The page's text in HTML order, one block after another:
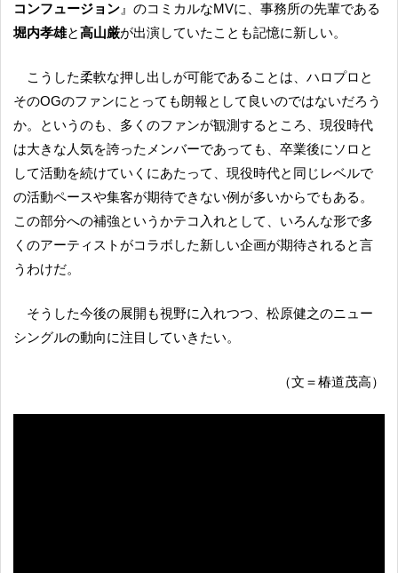
コンフュージョン 』のコミカルなMVに、事務所の先輩である
堀内孝雄と高山厳が出演していたことも記憶に新しい。
こうした柔軟な押し出しが可能であることは、ハロプロと
そのOGのファンにとっても朗報として良いのではないだろう
か。というのも、多くのファンが観測するところ、現役時代
は大きな人気を誇ったメンバーであっても、卒業後にソロと
して活動を続けていくにあたって、現役時代と同じレベルで
の活動ペースや集客が期待できない例が多いからでもある。
この部分への補強というかテコ入れとして、いろんな形で多
くのアーティストがコラボした新しい企画が期待されると言
うわけだ。
そうした今後の展開も視野に入れつつ、松原健之のニュー
シングルの動向に注目していきたい。
（文＝椿道茂高）